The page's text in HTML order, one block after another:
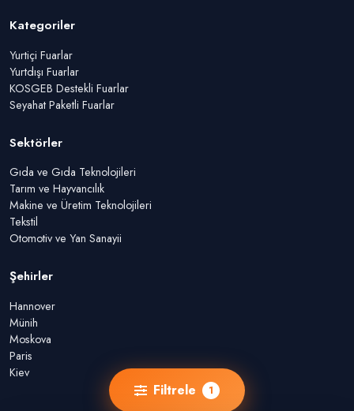
Kategoriler
Yurtiçi Fuarlar
Yurtdışı Fuarlar
KOSGEB Destekli Fuarlar
Seyahat Paketli Fuarlar
Sektörler
Gıda ve Gıda Teknolojileri
Tarım ve Hayvancılık
Makine ve Üretim Teknolojileri
Tekstil
Otomotiv ve Yan Sanayii
Şehirler
Hannover
Münih
Moskova
Paris
Kiev
Filtrele 1